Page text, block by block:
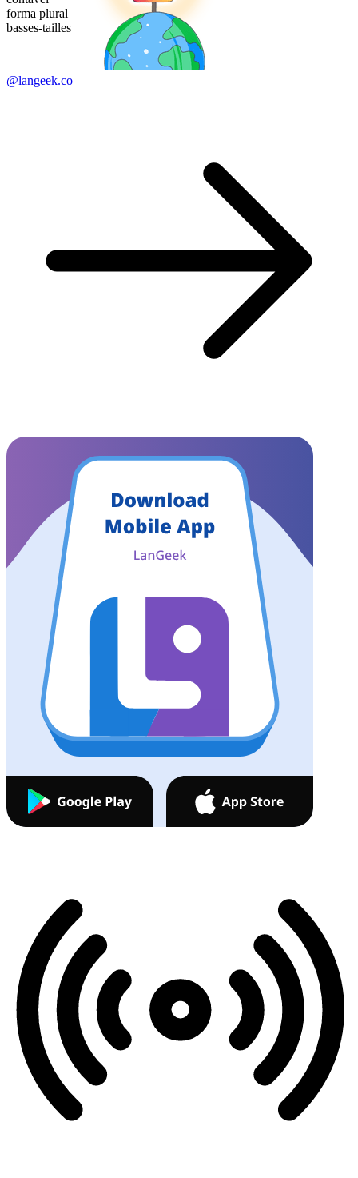
forma plural
basses-tailles
@langeek.co